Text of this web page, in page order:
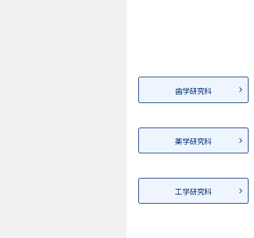
歯学研究科
薬学研究科
工学研究科